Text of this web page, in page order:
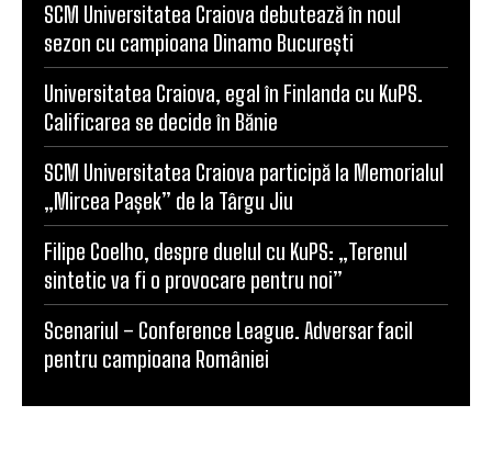
SCM Universitatea Craiova debutează în noul
sezon cu campioana Dinamo București
Universitatea Craiova, egal în Finlanda cu KuPS.
Calificarea se decide în Bănie
SCM Universitatea Craiova participă la Memorialul
„Mircea Pașek” de la Târgu Jiu
Filipe Coelho, despre duelul cu KuPS: „Terenul
sintetic va fi o provocare pentru noi”
Scenariul – Conference League. Adversar facil
pentru campioana României